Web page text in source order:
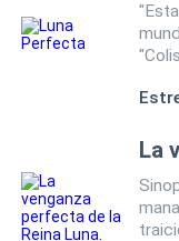
mundos." Primera
"Colisión" (Es
Sinopsis: Marcada